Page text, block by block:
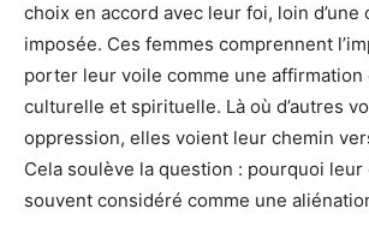
choix en accord avec leur foi, loin d’une
imposée. Ces femmes comprennent
porter leur voile comme une
culturelle et spirituelle. Là où d’autres
oppression, elles voient leur chemin
Cela soulève la question : pourquoi
souvent considéré comme une